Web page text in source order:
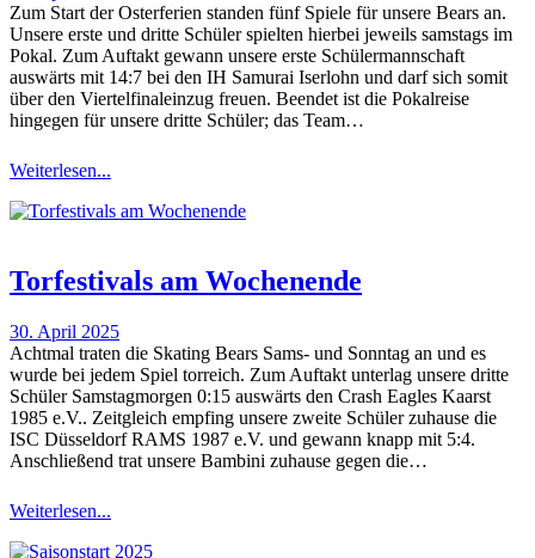
Zum Start der Osterferien standen fünf Spiele für unsere Bears an.
Unsere erste und dritte Schüler spielten hierbei jeweils samstags im
Pokal. Zum Auftakt gewann unsere erste Schülermannschaft
auswärts mit 14:7 bei den IH Samurai Iserlohn und darf sich somit
über den Viertelfinaleinzug freuen. Beendet ist die Pokalreise
hingegen für unsere dritte Schüler; das Team…
Weiterlesen...
Torfestivals am Wochenende
30. April 2025
Achtmal traten die Skating Bears Sams- und Sonntag an und es
wurde bei jedem Spiel torreich. Zum Auftakt unterlag unsere dritte
Schüler Samstagmorgen 0:15 auswärts den Crash Eagles Kaarst
1985 e.V.. Zeitgleich empfing unsere zweite Schüler zuhause die
ISC Düsseldorf RAMS 1987 e.V. und gewann knapp mit 5:4.
Anschließend trat unsere Bambini zuhause gegen die…
Weiterlesen...